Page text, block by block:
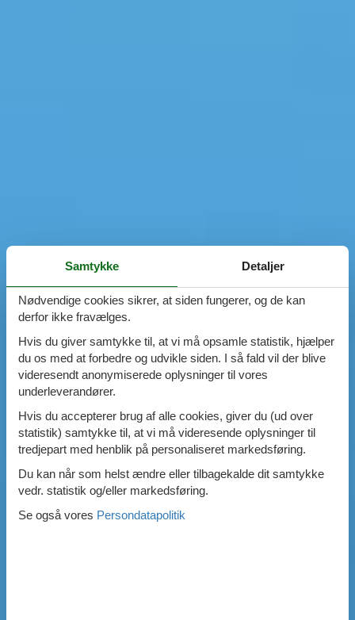
Samtykke Detaljer
Nødvendige cookies sikrer, at siden fungerer, og de kan
derfor ikke fravælges.
Hvis du giver samtykke til, at vi må opsamle statistik, hjælper
du os med at forbedre og udvikle siden. I så fald vil der blive
videresendt anonymiserede oplysninger til vores
underleverandører.
Hvis du accepterer brug af alle cookies, giver du (ud over
statistik) samtykke til, at vi må videresende oplysninger til
tredjepart med henblik på personaliseret markedsføring.
Du kan når som helst ændre eller tilbagekalde dit samtykke
vedr. statistik og/eller markedsføring.
Se også vores Persondatapolitik